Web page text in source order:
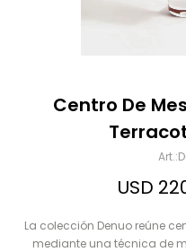
Centro De
USD
La colección Denuo reúne
mediante una técnica de